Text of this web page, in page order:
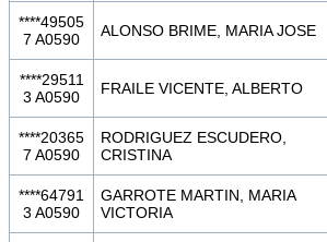
****49505
7 A0590
ALONSO BRIME, MARIA JOSE
****29511
3 A0590
FRAILE VICENTE, ALBERTO
****20365
7 A0590
RODRIGUEZ ESCUDERO,
CRISTINA
****64791
3 A0590
GARROTE MARTIN, MARIA
VICTORIA